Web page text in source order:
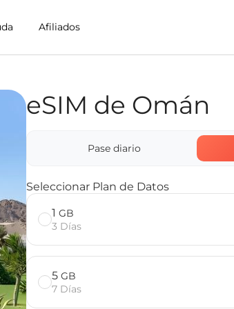
Afiliados
Connect
eSIM de Omán
Pase diario
Seleccionar Plan de Datos
1 GB
3 Días
5 GB
7 Días